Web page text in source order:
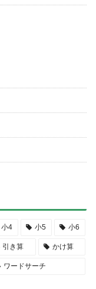
小4 小5 小6
引き算 かけ算
ワードサーチ